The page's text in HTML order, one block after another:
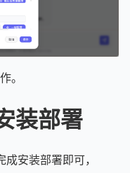
。
装部署
安装部署即可，